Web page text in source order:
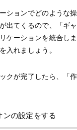
ションでどのような
出てくるので、「ギ
ケーションを統合し
入れましょう。
クが完了したら、「
ンの設定をする